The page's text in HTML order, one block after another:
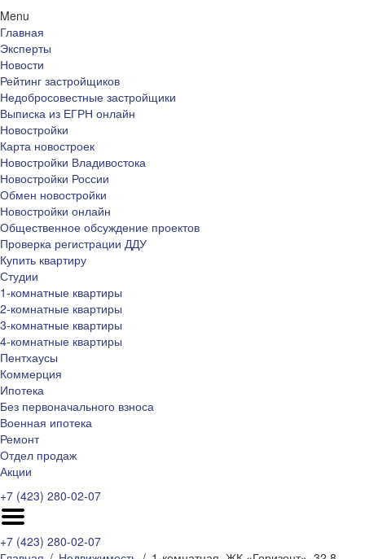
Menu
Главная
Эксперты
Новости
Рейтинг застройщиков
Недобросовестные застройщики
Выписка из ЕГРН онлайн
Новостройки
Карта новостроек
Новостройки Владивостока
Новостройки России
Обмен новостройки
Новостройки онлайн
Общественное обсуждение проектов
Проверка регистрации ДДУ
Купить квартиру
Студии
1-комнатные квартиры
2-комнатные квартиры
3-комнатные квартиры
4-комнатные квартиры
Пентхаусы
Коммерция
Ипотека
Без первоначального взноса
Военная ипотека
Ремонт
Отдел продаж
Акции
+7 (423) 280-02-07
+7 (423) 280-02-07